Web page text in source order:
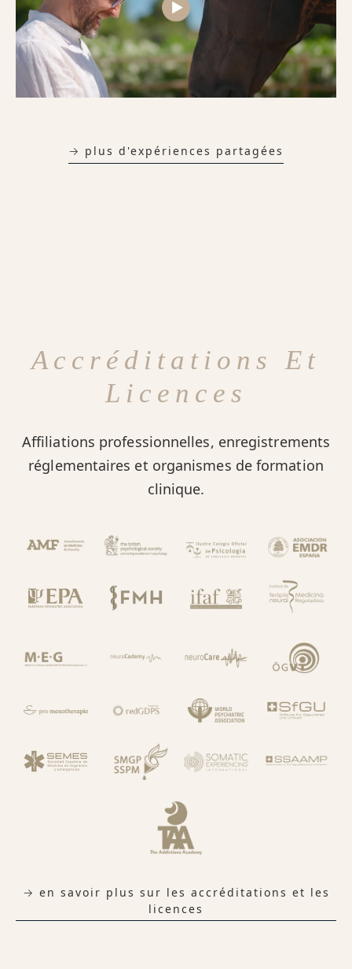
→ plus d'expériences partagées
Accréditations Et
Licences
Affiliations professionnelles, enregistrements
réglementaires et organismes de formation
clinique.
→ en savoir plus sur les accréditations et les
licences